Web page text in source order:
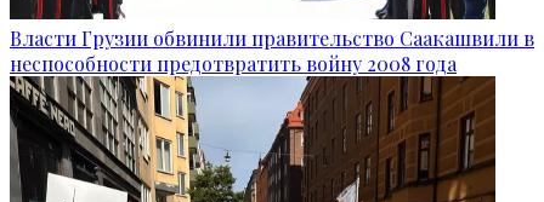
Власти Грузии обвинили правительство Саакашвили в
неспособности предотвратить войну 2008 года